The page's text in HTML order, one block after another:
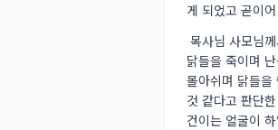
게 되었고 곧이
목사님 사모님
닭들을 죽이며
몰아쉬며 닭들을
것 같다고 판단
건이는 얼굴이